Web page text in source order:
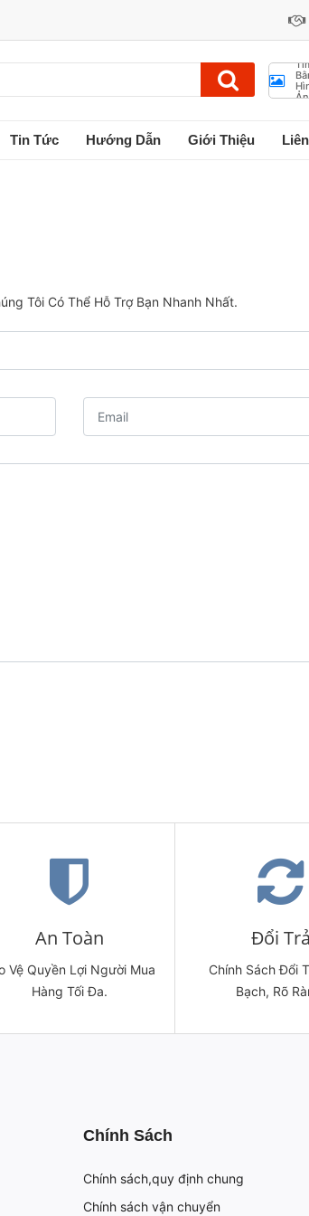
Tin Tức Hướng Dẫn Giới Thiệu
Tôi Có Thể Hỗ Trợ Bạn Nhanh Nhất.
An Toàn
Vệ Quyền Lợi Người Mua
Hàng Tối Đa.
Đổi Trả
Chính Sách Đổi
Bạch, Rõ
Chính Sách
Chính sách,quy định chung
Chính sách vận chuyển